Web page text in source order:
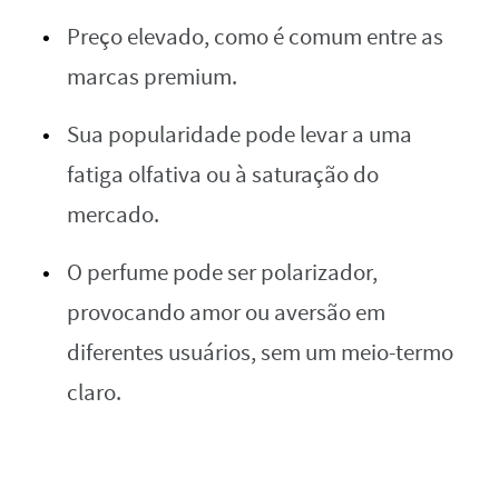
Preço elevado, como é comum entre as
marcas premium.
Sua popularidade pode levar a uma
fatiga olfativa ou à saturação do
mercado.
O perfume pode ser polarizador,
provocando amor ou aversão em
diferentes usuários, sem um meio-termo
claro.